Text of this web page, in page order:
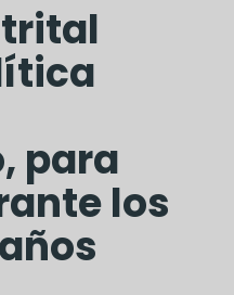
para
los